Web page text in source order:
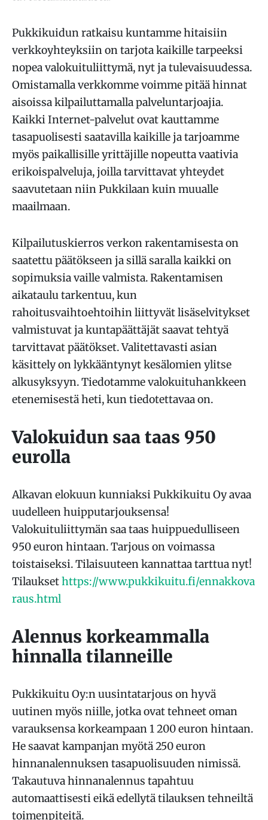
Pukkikuidun ratkaisu kuntamme hitaisiin
verkkoyhteyksiin on tarjota kaikille tarpeeksi
nopea valokuituliittymä, nyt ja tulevaisuudessa.
Omistamalla verkkomme voimme pitää hinnat
aisoissa kilpailuttamalla palveluntarjoajia.
Kaikki Internet-palvelut ovat kauttamme
tasapuolisesti saatavilla kaikille ja tarjoamme
myös paikallisille yrittäjille nopeutta vaativia
erikoispalveluja, joilla tarvittavat yhteydet
saavutetaan niin Pukkilaan kuin muualle
maailmaan.
Kilpailutuskierros verkon rakentamisesta on
saatettu päätökseen ja sillä saralla kaikki on
sopimuksia vaille valmista. Rakentamisen
aikataulu tarkentuu, kun
rahoitusvaihtoehtoihin liittyvät lisäselvitykset
valmistuvat ja kuntapäättäjät saavat tehtyä
tarvittavat päätökset. Valitettavasti asian
käsittely on lykkääntynyt kesälomien ylitse
alkusyksyyn. Tiedotamme valokuituhankkeen
etenemisestä heti, kun tiedotettavaa on.
Valokuidun saa taas 950
eurolla
Alkavan elokuun kunniaksi Pukkikuitu Oy avaa
uudelleen huipputarjouksensa!
Valokuituliittymän saa taas huippuedulliseen
950 euron hintaan. Tarjous on voimassa
toistaiseksi. Tilaisuuteen kannattaa tarttua nyt!
Tilauksethttps://www.pukkikuitu.fi/ennakkova
raus.html
Alennus korkeammalla
hinnalla tilanneille
Pukkikuitu Oy:n uusintatarjous on hyvä
uutinen myös niille, jotka ovat tehneet oman
varauksensa korkeampaan 1 200 euron hintaan.
He saavat kampanjan myötä 250 euron
hinnanalennuksen tasapuolisuuden nimissä.
Takautuva hinnanalennus tapahtuu
automaattisesti eikä edellytä tilauksen tehneiltä
toimenpiteitä.